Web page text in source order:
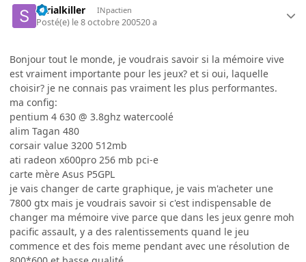
serialkiller INpactien
Posté(e) le 8 octobre 200520 a
Bonjour tout le monde, je voudrais savoir si la mémoire vive
est vraiment importante pour les jeux? et si oui, laquelle
choisir? je ne connais pas vraiment les plus performantes.
ma config:
pentium 4 630 @ 3.8ghz watercoolé
alim Tagan 480
corsair value 3200 512mb
ati radeon x600pro 256 mb pci-e
carte mère Asus P5GPL
je vais changer de carte graphique, je vais m'acheter une
7800 gtx mais je voudrais savoir si c'est indispensable de
changer ma mémoire vive parce que dans les jeux genre moh
pacific assault, y a des ralentissements quand le jeu
commence et des fois meme pendant avec une résolution de